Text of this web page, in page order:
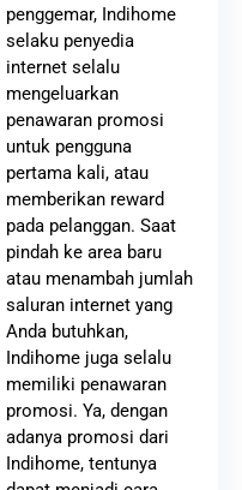
penggemar, Indihome
selaku penyedia
internet selalu
mengeluarkan
penawaran promosi
untuk pengguna
pertama kali, atau
memberikan reward
pada pelanggan. Saat
pindah ke area baru
atau menambah jumlah
saluran internet yang
Anda butuhkan,
Indihome juga selalu
memiliki penawaran
promosi. Ya, dengan
adanya promosi dari
Indihome, tentunya